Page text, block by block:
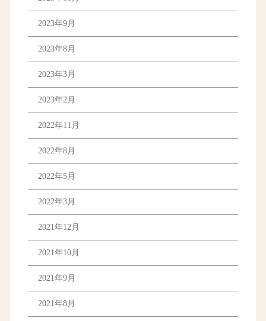
2023年9月
2023年8月
2023年3月
2023年2月
2022年11月
2022年8月
2022年5月
2022年3月
2021年12月
2021年10月
2021年9月
2021年8月